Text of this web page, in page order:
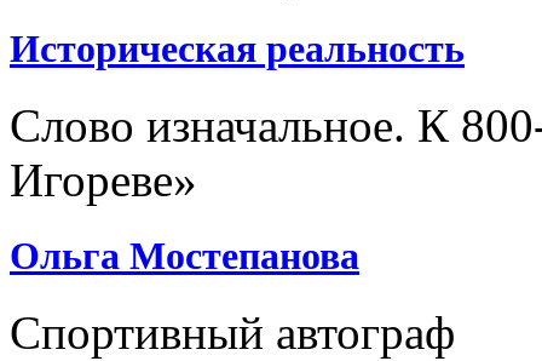
Историческая реальность
Слово изначальное. К
Игореве»
Ольга Мостепанова
Спортивный автограф